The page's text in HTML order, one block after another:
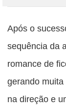
Após o
sequência da
romance de
gerando
na direção e